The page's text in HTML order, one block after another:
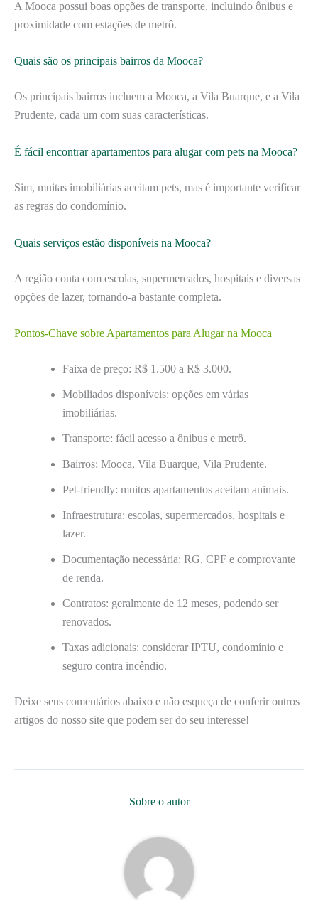
A Mooca possui boas opções de transporte, incluindo ônibus e
proximidade com estações de metrô.
Quais são os principais bairros da Mooca?
Os principais bairros incluem a Mooca, a Vila Buarque, e a Vila
Prudente, cada um com suas características.
É fácil encontrar apartamentos para alugar com pets na Mooca?
Sim, muitas imobiliárias aceitam pets, mas é importante verificar
as regras do condomínio.
Quais serviços estão disponíveis na Mooca?
A região conta com escolas, supermercados, hospitais e diversas
opções de lazer, tornando-a bastante completa.
Pontos-Chave sobre Apartamentos para Alugar na Mooca
Faixa de preço: R$ 1.500 a R$ 3.000.
Mobiliados disponíveis: opções em várias
imobiliárias.
Transporte: fácil acesso a ônibus e metrô.
Bairros: Mooca, Vila Buarque, Vila Prudente.
Pet-friendly: muitos apartamentos aceitam animais.
Infraestrutura: escolas, supermercados, hospitais e
lazer.
Documentação necessária: RG, CPF e comprovante
de renda.
Contratos: geralmente de 12 meses, podendo ser
renovados.
Taxas adicionais: considerar IPTU, condomínio e
seguro contra incêndio.
Deixe seus comentários abaixo e não esqueça de conferir outros
artigos do nosso site que podem ser do seu interesse!
Sobre o autor